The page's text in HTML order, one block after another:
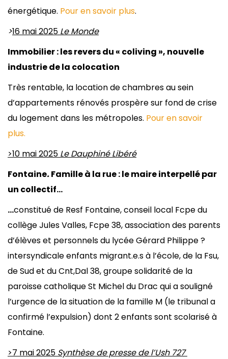
énergétique. Pour en savoir plus.
>16 mai 2025 Le Monde
Immobilier : les revers du « coliving », nouvelle
industrie de la colocation
Très rentable, la location de chambres au sein
d’appartements rénovés prospère sur fond de crise
du logement dans les métropoles. Pour en savoir
plus.
>10 mai 2025 Le Dauphiné Libéré
Fontaine.Famille à la rue : le maire interpellé par
un collectif…
…constitué de Resf Fontaine, conseil local Fcpe du
collège Jules Valles, Fcpe 38, association des parents
d’élèves et personnels du lycée Gérard Philippe ?
intersyndicale enfants migrant.e.s à l’école, de la Fsu,
de Sud et du Cnt,Dal 38, groupe solidarité de la
paroisse catholique St Michel du Drac qui a souligné
l’urgence de la situation de la famille M (le tribunal a
confirmé l’expulsion) dont 2 enfants sont scolarisé à
Fontaine.
>7 mai 2025 Synthèse de presse de l’Ush 727